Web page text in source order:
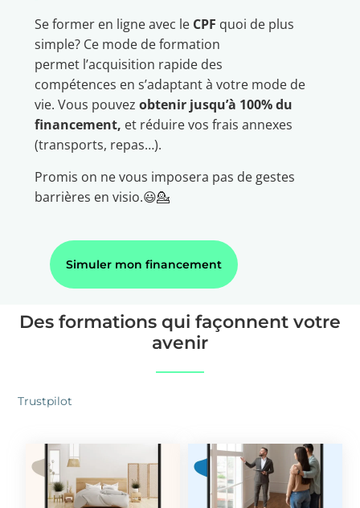
Se former en ligne avec le CPF quoi de plus
simple? Ce mode de formation
permet l’acquisition rapide des
compétences en s’adaptant à votre mode de
vie. Vous pouvez obtenir jusqu’à 100% du
financement, et réduire vos frais annexes
(transports, repas…).
Promis on ne vous imposera pas de gestes
barrières en visio.😃💁
Simuler mon financement
Des formations qui façonnent votre
avenir
Trustpilot